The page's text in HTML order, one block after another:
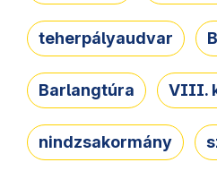
teherpályaudvar
Barlangtúra VIII.
nindzsakormány